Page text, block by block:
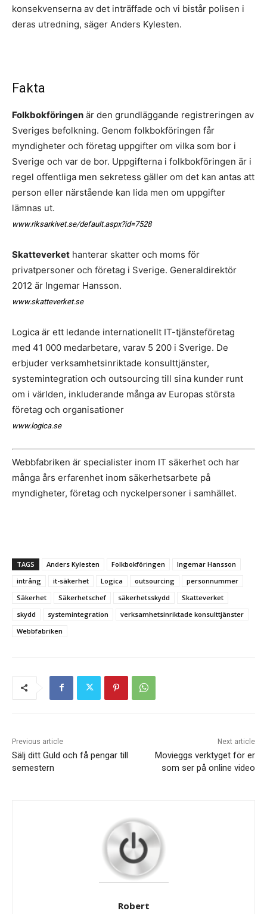
konsekvenserna av det inträffade och vi bistår polisen i
deras utredning, säger Anders Kylesten.
Fakta
Folkbokföringen är den grundläggande registreringen av
Sveriges befolkning. Genom folkbokföringen får
myndigheter och företag uppgifter om vilka som bor i
Sverige och var de bor. Uppgifterna i folkbokföringen är i
regel offentliga men sekretess gäller om det kan antas att
person eller närstående kan lida men om uppgifter
lämnas ut.
www.riksarkivet.se/default.aspx?id=7528
Skatteverket hanterar skatter och moms för
privatpersoner och företag i Sverige. Generaldirektör
2012 är Ingemar Hansson.
www.skatteverket.se
Logica är ett ledande internationellt IT-tjänsteföretag
med 41 000 medarbetare, varav 5 200 i Sverige. De
erbjuder verksamhetsinriktade konsulttjänster,
systemintegration och outsourcing till sina kunder runt
om i världen, inkluderande många av Europas största
företag och organisationer
www.logica.se
Webbfabriken är specialister inom IT säkerhet och har
många års erfarenhet inom säkerhetsarbete på
myndigheter, företag och nyckelpersoner i samhället.
TAGS Anders Kylesten Folkbokföringen
Ingemar Hansson
intrång
it-säkerhet Logica outsourcing
personnummer
Säkerhet
Säkerhetschef säkerhetsskydd
Skatteverket
skydd
systemintegration
verksamhetsinriktade konsulttjänster
Webbfabriken
Previous article
Sälj ditt Guld och få pengar till
semestern
Next article
Movieggs verktyget för er
som ser på online video
Robert